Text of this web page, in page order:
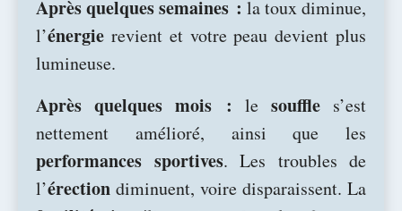
Après quelques semaines : la toux diminue,
l’énergie revient et votre peau devient plus
lumineuse.
Après quelques mois : le souffle s’est
nettement amélioré, ainsi que les
performances sportives. Les troubles de
l’érection diminuent, voire disparaissent. La